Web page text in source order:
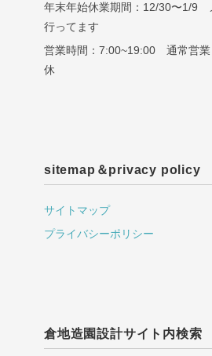
年末年始休業期間：12/30〜1/9
行ってます
営業時間：7:00~19:00 通常営
休
sitemap＆privacy policy
サイトマップ
プライバシーポリシー
倉地造園設計サイト内検索